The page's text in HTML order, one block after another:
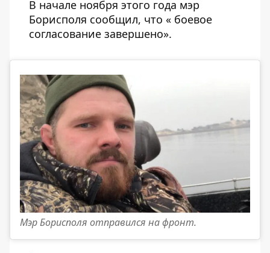
В начале ноября этого года мэр
Борисполя сообщил, что « боевое
согласование завершено».
Мэр Борисполя отправился на фронт.